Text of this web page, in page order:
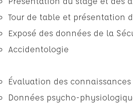
Tour de table et présentation
Exposé des données de la
Accidentologie
Évaluation des connaissances
Données psycho-